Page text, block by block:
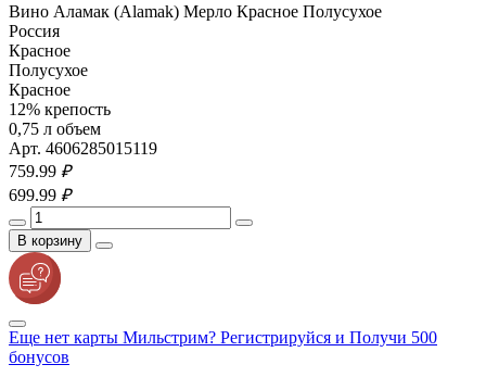
Вино Аламак (Alamak) Мерло Красное Полусухое
Россия
Красное
Полусухое
Красное
12% крепость
0,75 л объем
Арт. 4606285015119
759.99 ₽
699.99 ₽
В корзину
Еще нет карты Мильстрим? Регистрируйся и Получи 500
бонусов